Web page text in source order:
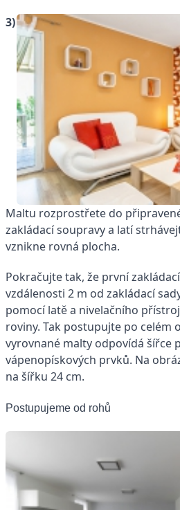
3)
Maltu rozprostřete do
zakládací soupravy a latí
vznikne rovná plocha.
Pokračujte tak, že první
vzdálenosti 2 m od zakládací
pomocí latě a nivelačního
roviny. Tak postupujte po celém
vyrovnané malty odpovídá šířce
vápenopískových prvků. Na
na šířku 24 cm.
Postupujeme od rohů